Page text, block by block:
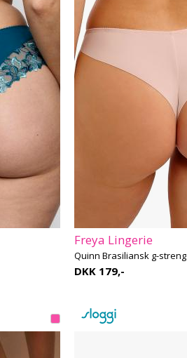
Freya Lingerie
Quinn Brasiliansk g-streng
DKK 179,-